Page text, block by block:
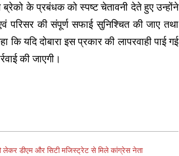
के प्रबंधक को स्पष्ट चेतावनी देते हुए उन्होंने
परिसर की संपूर्ण सफाई सुनिश्चित की जाए तथा
कि यदि दोबारा इस प्रकार की लापरवाही पाई गई
की जाएगी।
लेकर डीएम और सिटी मजिस्ट्रेट से मिले कांग्रेस नेता